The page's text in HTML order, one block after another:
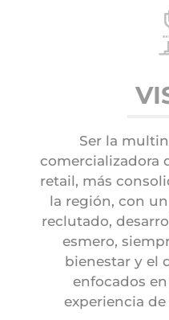
Ser la
comercializadora
retail, más
la región, con
reclutado,
esmero,
bienestar y el
enfocados
experiencia